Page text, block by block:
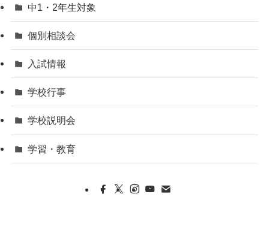
中1・2年生対象
個別相談会
入試情報
学校行事
学校説明会
学習・教育